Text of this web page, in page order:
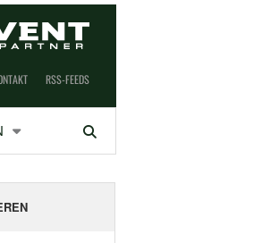
RSS-FEEDS
Suchen